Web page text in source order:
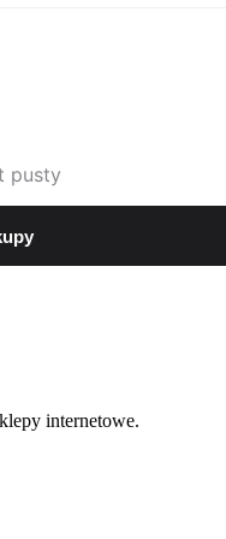
pusty
internetowe.
internetowych, przez
od transakcji